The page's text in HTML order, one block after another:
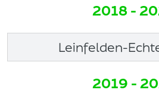
2018 -
Leinfelden-
2019 -